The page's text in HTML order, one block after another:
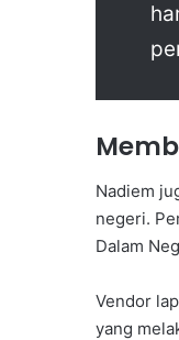
Nadiem
negeri.
Dalam
Vendor
yang